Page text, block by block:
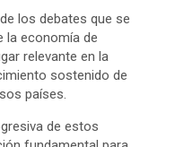
los debates que se
la economía de
relevante en la
sostenido de
países.
de estos